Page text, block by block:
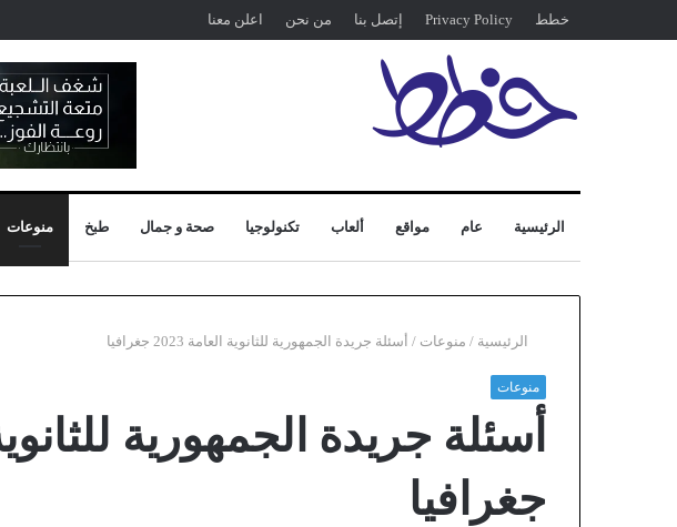
خطط Privacy Policy إتصل بنا من نحن اعلن معنا
الرئيسية عام مواقع ألعاب تكنولوجيا صحة و جمال طبخ منوعات
الرئيسية / منوعات / أسئلة جريدة الجمهورية للثانوية العامة 2023 جغرافيا
منوعات
جغرافيا